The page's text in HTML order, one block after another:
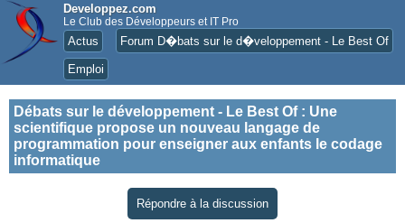
Developpez.com
Le Club des Développeurs et IT Pro
Actus Forum D�bats sur le d�veloppement - Le Best Of
Emploi
Débats sur le développement - Le Best Of: Une
scientifique propose un nouveau langage de
programmation pour enseigner aux enfants le codage
informatique
Répondre à la discussion